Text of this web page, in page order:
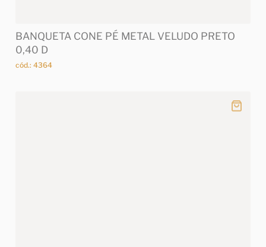
BANQUETA CONE PÉ METAL VELUDO PRETO
0,40 D
cód.: 4364